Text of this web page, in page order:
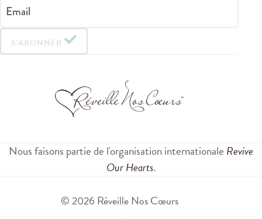
Email
S'ABONNER
Nous faisons partie de l'organisation internationale Revive
Our Hearts.
© 2026 Réveille Nos Cœurs